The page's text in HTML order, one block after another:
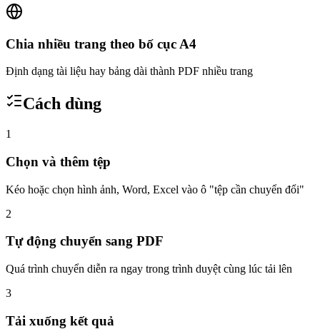
Chia nhiều trang theo bố cục A4
Định dạng tài liệu hay bảng dài thành PDF nhiều trang
Cách dùng
1
Chọn và thêm tệp
Kéo hoặc chọn hình ảnh, Word, Excel vào ô "tệp cần chuyển đổi"
2
Tự động chuyển sang PDF
Quá trình chuyển diễn ra ngay trong trình duyệt cùng lúc tải lên
3
Tải xuống kết quả